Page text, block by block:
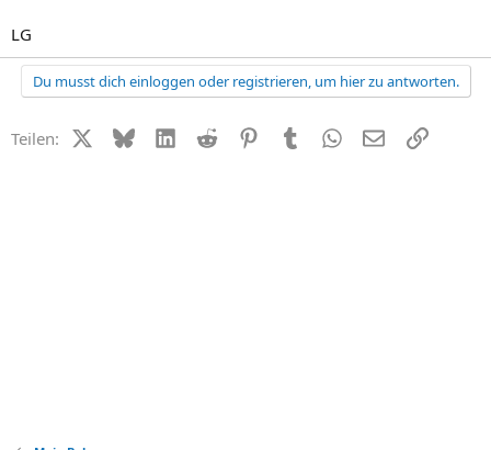
LG
Du musst dich einloggen oder registrieren, um hier zu antworten.
Teilen: X (Twitter)
BlueskyLinkedIn
Reddit PinterestTumblr WhatsApp
E-MailLink